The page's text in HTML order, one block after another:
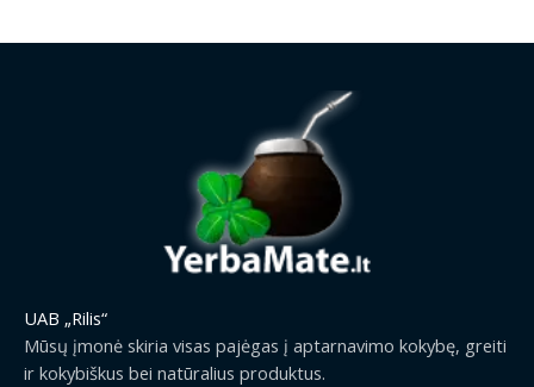
UAB „Rilis“
Mūsų įmonė skiria visas pajėgas į aptarnavimo kokybę, greiti
ir kokybiškus bei natūralius produktus.